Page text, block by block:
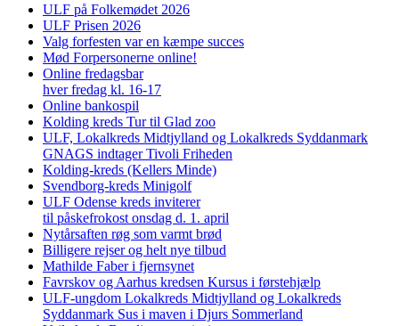
ULF på Folkemødet 2026
ULF Prisen 2026
Valg forfesten var en kæmpe succes
Mød Forpersonerne online!
Online fredagsbar
hver fredag kl. 16-17
Online bankospil
Kolding kreds Tur til Glad zoo
ULF, Lokalkreds Midtjylland og Lokalkreds Syddanmark
GNAGS indtager Tivoli Friheden
Kolding-kreds (Kellers Minde)
Svendborg-kreds Minigolf
ULF Odense kreds inviterer
til påskefrokost onsdag d. 1. april
Nytårsaften røg som varmt brød
Billigere rejser og helt nye tilbud
Mathilde Faber i fjernsynet
Favrskov og Aarhus kredsen Kursus i førstehjælp
ULF-ungdom Lokalkreds Midtjylland og Lokalkreds
Syddanmark Sus i maven i Djurs Sommerland